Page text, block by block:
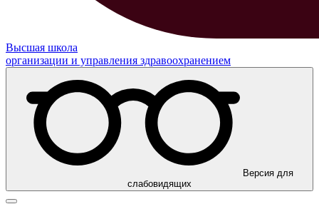
Высшая школа
организации и управления здравоохранением
Версия для
слабовидящих